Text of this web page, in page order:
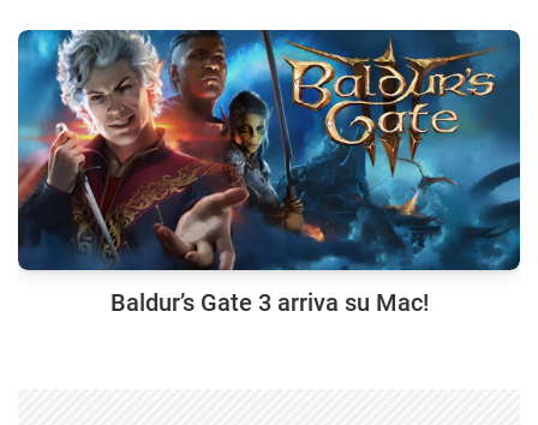
Baldur’s Gate 3 arriva su Mac!